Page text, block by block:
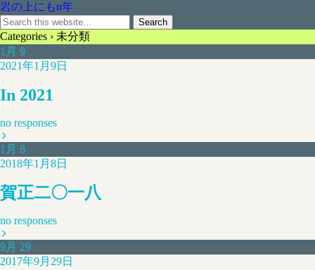
岩の上にもn年
Categories › 未分類
1月 9
2021年1月9日
In 2021
no responses
1月 8
2018年1月8日
賀正二〇一八
no responses
9月 29
2017年9月29日